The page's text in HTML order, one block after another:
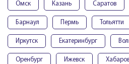
Омск Казань Саратов
Барнаул Пермь Тольятти
Иркутск Екатеринбург
Оренбург Ижевск